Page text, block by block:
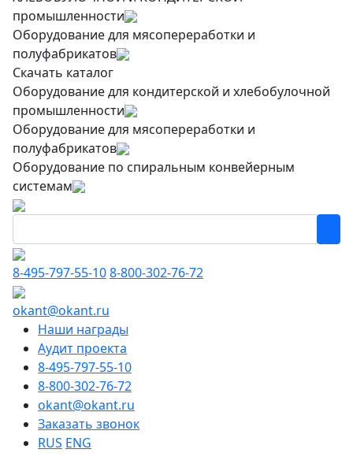
промышленности
Оборудование для мясопереработки и
полуфабрикатов
Скачать каталог
Оборудование для кондитерской и хлебобулочной
промышленности
Оборудование для мясопереработки и
полуфабрикатов
Оборудование по спиральным конвейерным
системам
8-495-797-55-108-800-302-76-72
okant@okant.ru
Наши награды
Аудит проекта
8-495-797-55-10
8-800-302-76-72
okant@okant.ru
Заказать звонок
RUS ENG